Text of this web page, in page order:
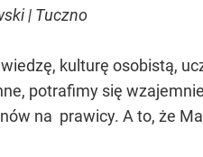
| Tuczno
kulturę osobistą,
potrafimy się
na prawicy. A to, że